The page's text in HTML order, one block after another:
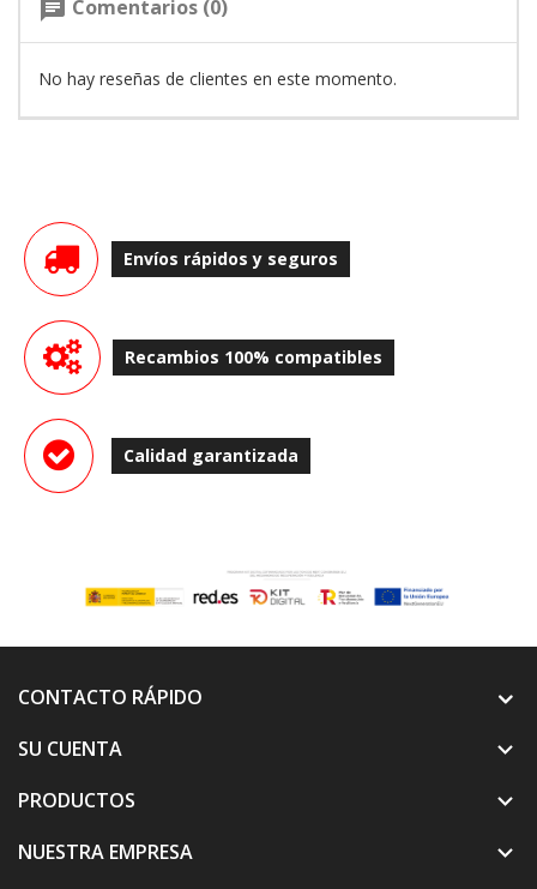
chat Comentarios (0)
No hay reseñas de clientes en este momento.
Envíos rápidos y seguros
Recambios 100% compatibles
Calidad garantizada
CONTACTO RÁPIDO
SU CUENTA

PRODUCTOS 
NUESTRA EMPRESA 